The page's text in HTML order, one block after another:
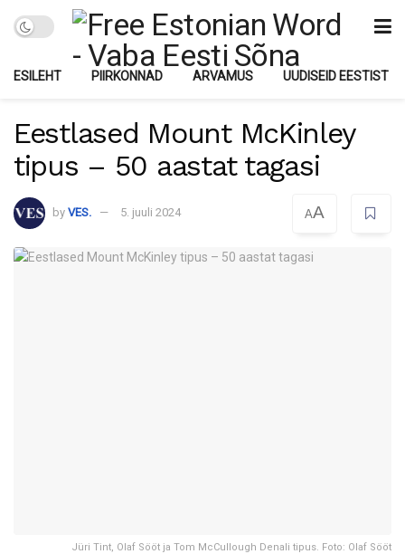
ESILEHT PIIRKONNAD ARVAMUS UUDISEID EESTIST
Eestlased Mount McKinley
tipus – 50 aastat tagasi
by VES. 5. juuli 2024 AA
Jüri Tint, Olaf Sööt ja Tom McCullough Denali tipus. Foto: Olaf Sööt